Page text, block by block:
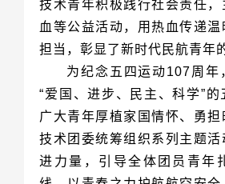
担当，彰显了新时代民航青年